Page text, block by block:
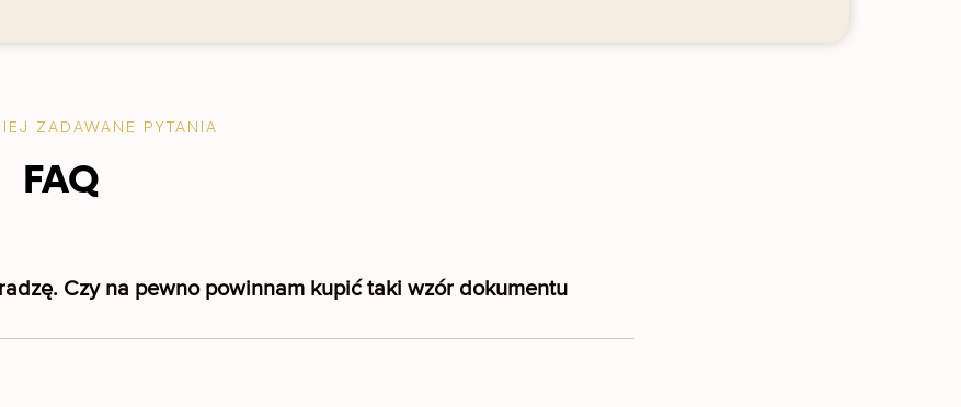
ZADAWANE PYTANIA
FAQ
Czy na pewno powinnam kupić taki wzór dokumentu